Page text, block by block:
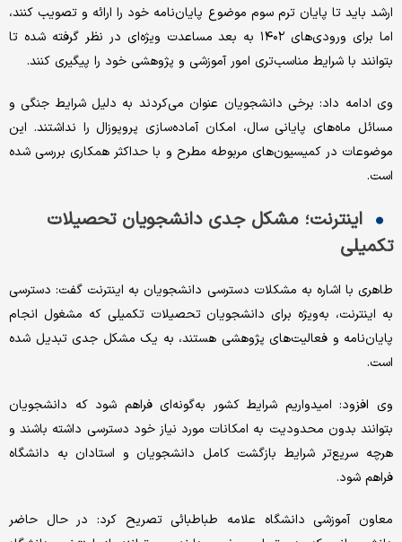
ارشد باید تا پایان ترم سوم موضوع پایان‌نامه خود را ارائه و تصویب کنند،
اما برای ورودی‌های ۱۴۰۲ به بعد مساعدت ویژه‌ای در نظر گرفته شده تا
بتوانند با شرایط مناسب‌تری امور آموزشی و پژوهشی خود را پیگیری کنند.
وی ادامه داد: برخی دانشجویان عنوان می‌کردند به دلیل شرایط جنگی و
مسائل ماه‌های پایانی سال، امکان آماده‌سازی پروپوزال را نداشتند. این
موضوعات در کمیسیون‌های مربوطه مطرح و با حداکثر همکاری بررسی شده
است.
اینترنت؛ مشکل جدی دانشجویان تحصیلات
تکمیلی
طاهری با اشاره به مشکلات دسترسی دانشجویان به اینترنت گفت: دسترسی
به اینترنت، به‌ویژه برای دانشجویان تحصیلات تکمیلی که مشغول انجام
پایان‌نامه و فعالیت‌های پژوهشی هستند، به یک مشکل جدی تبدیل شده
است.
وی افزود: امیدواریم شرایط کشور به‌گونه‌ای فراهم شود که دانشجویان
بتوانند بدون محدودیت به امکانات مورد نیاز خود دسترسی داشته باشند و
هرچه سریع‌تر شرایط بازگشت کامل دانشجویان و استادان به دانشگاه
فراهم شود.
معاون آموزشی دانشگاه علامه طباطبائی تصریح کرد: در حال حاضر